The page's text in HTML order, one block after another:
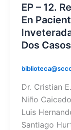
EP – 12.
En
Dos Casos
Dr. Cristian
Niño
Luis
Santiago